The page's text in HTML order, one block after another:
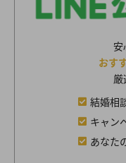
安
おす
厳
結婚相
キャン
あなた